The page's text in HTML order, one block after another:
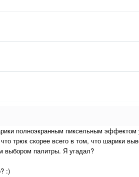
полноэкранным пиксельным
трюк скорее всего в том, что шарики
выбором палитры. Я угадал?
:)